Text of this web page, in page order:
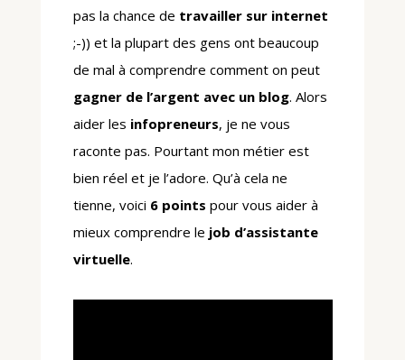
pas la chance de travailler sur internet
;-)) et la plupart des gens ont beaucoup
de mal à comprendre comment on peut
gagner de l’argent avec un blog. Alors
aider les infopreneurs, je ne vous
raconte pas. Pourtant mon métier est
bien réel et je l’adore. Qu’à cela ne
tienne, voici 6 points pour vous aider à
mieux comprendre le job d’assistante
virtuelle.